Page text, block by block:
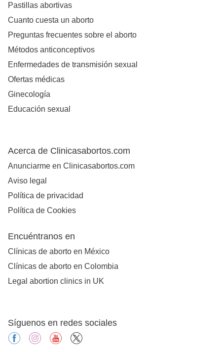
Pastillas abortivas
Cuanto cuesta un aborto
Preguntas frecuentes sobre el aborto
Métodos anticonceptivos
Enfermedades de transmisión sexual
Ofertas médicas
Ginecología
Educación sexual
Acerca de Clinicasabortos.com
Anunciarme en Clinicasabortos.com
Aviso legal
Política de privacidad
Política de Cookies
Encuéntranos en
Clínicas de aborto en México
Clínicas de aborto en Colombia
Legal abortion clinics in UK
Síguenos en redes sociales
facebookinstagramyoutube